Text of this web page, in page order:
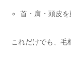
首・肩・頭皮を
これだけでも、毛